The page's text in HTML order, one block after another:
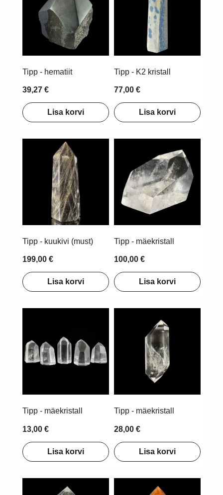
Tipp - hematiit
39,27 €
Lisa korvi
Tipp - K2 kristall
77,00 €
Lisa korvi
Tipp - kuukivi (must)
199,00 €
Lisa korvi
Tipp - mäekristall
100,00 €
Lisa korvi
Tipp - mäekristall
13,00 €
Lisa korvi
Tipp - mäekristall
28,00 €
Lisa korvi